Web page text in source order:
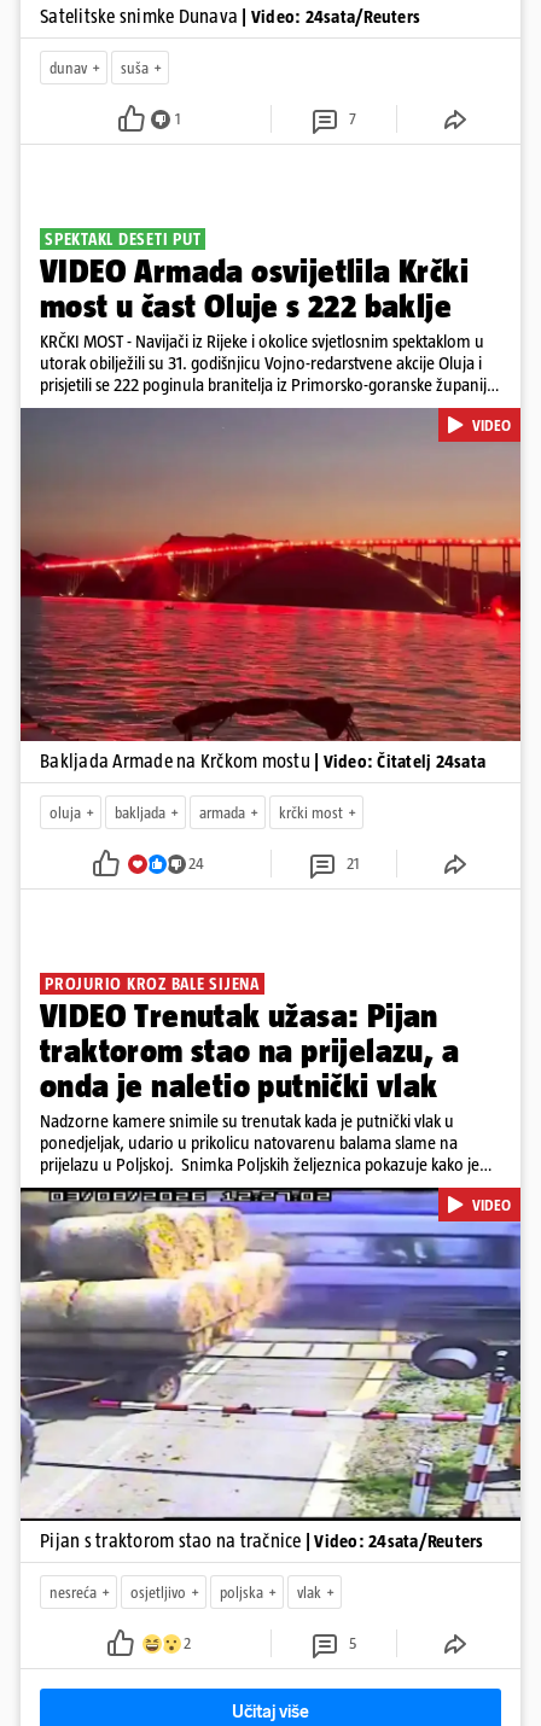
Satelitske snimke Dunava | Video: 24sata/Reuters
dunav suša
1 7
SPEKTAKL DESETI PUT
VIDEO Armada osvijetlila Krčki
most u čast Oluje s 222 baklje
KRČKI MOST - Navijači iz Rijeke i okolice svjetlosnim spektaklom u
utorak obilježili su 31. godišnjicu Vojno-redarstvene akcije Oluja i
prisjetili se 222 poginula branitelja iz Primorsko-goranske županije.
Bakljadu su priredili desetu godinu zaredom, a gledali su je s kopna
Pokretanje videa...
VIDEO
Bakljada Armade na Krčkom mostu | Video: Čitatelj 24sata
oluja bakljada armada krčki most
24 21
PROJURIO KROZ BALE SIJENA
VIDEO Trenutak užasa: Pijan
traktorom stao na prijelazu, a
onda je naletio putnički vlak
Nadzorne kamere snimile su trenutak kada je putnički vlak u
ponedjeljak, udario u prikolicu natovarenu balama slame na
prijelazu u Poljskoj. Snimka Poljskih željeznica pokazuje kako je
vozač traktora krenuo preko pruge dok su se rampe spuštale i
signalna svjetla bila uključena, a zatim se zaustavio dok su prikolice
ostale na tračnicama. Vlak je ubrzo udario u njih i probio se kroz
teret. U nesreći nije bilo ozlijeđenih. Iz PKP-a su priopćili da je
vozač traktora bio pod utjecajem alkohola te da je ugrozio živote
oko 500 putnika.
Pokretanje videa...
VIDEO
Pijan s traktorom stao na tračnice | Video: 24sata/Reuters
nesreća osjetljivo poljska vlak
2 5
Učitaj više